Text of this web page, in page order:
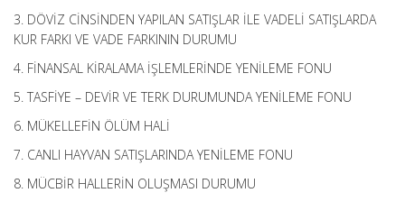
3. DÖVİZ CİNSİNDEN YAPILAN SATIŞLAR İLE VADELİ SATIŞLARDA
KUR FARKI VE VADE FARKININ DURUMU
4. FİNANSAL KİRALAMA İŞLEMLERİNDE YENİLEME FONU
5. TASFİYE – DEVİR VE TERK DURUMUNDA YENİLEME FONU
6. MÜKELLEFİN ÖLÜM HALİ
7. CANLI HAYVAN SATIŞLARINDA YENİLEME FONU
8. MÜCBİR HALLERİN OLUŞMASI DURUMU